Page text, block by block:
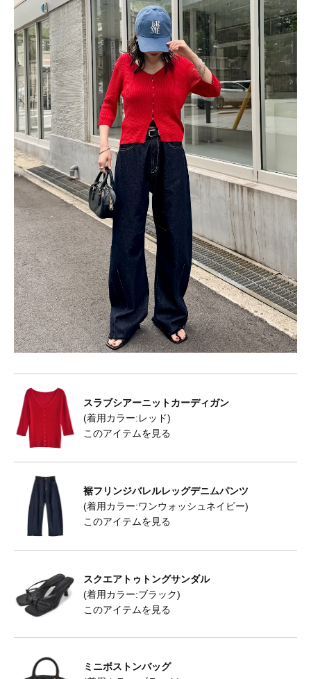
スラブシアーニットカーディガン
(着用カラー:レッド)
このアイテムを見る
裾フリンジバレルレッグデニムパンツ
(着用カラー:ワンウォッシュネイビー)
このアイテムを見る
スクエアトゥトングサンダル
(着用カラー:ブラック)
このアイテムを見る
ミニボストンバッグ